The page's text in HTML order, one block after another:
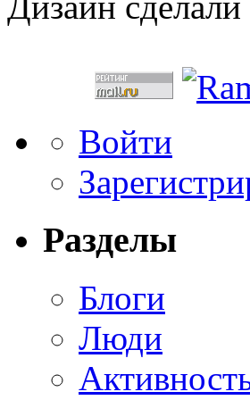
Войти
Разделы
Блоги
Люди